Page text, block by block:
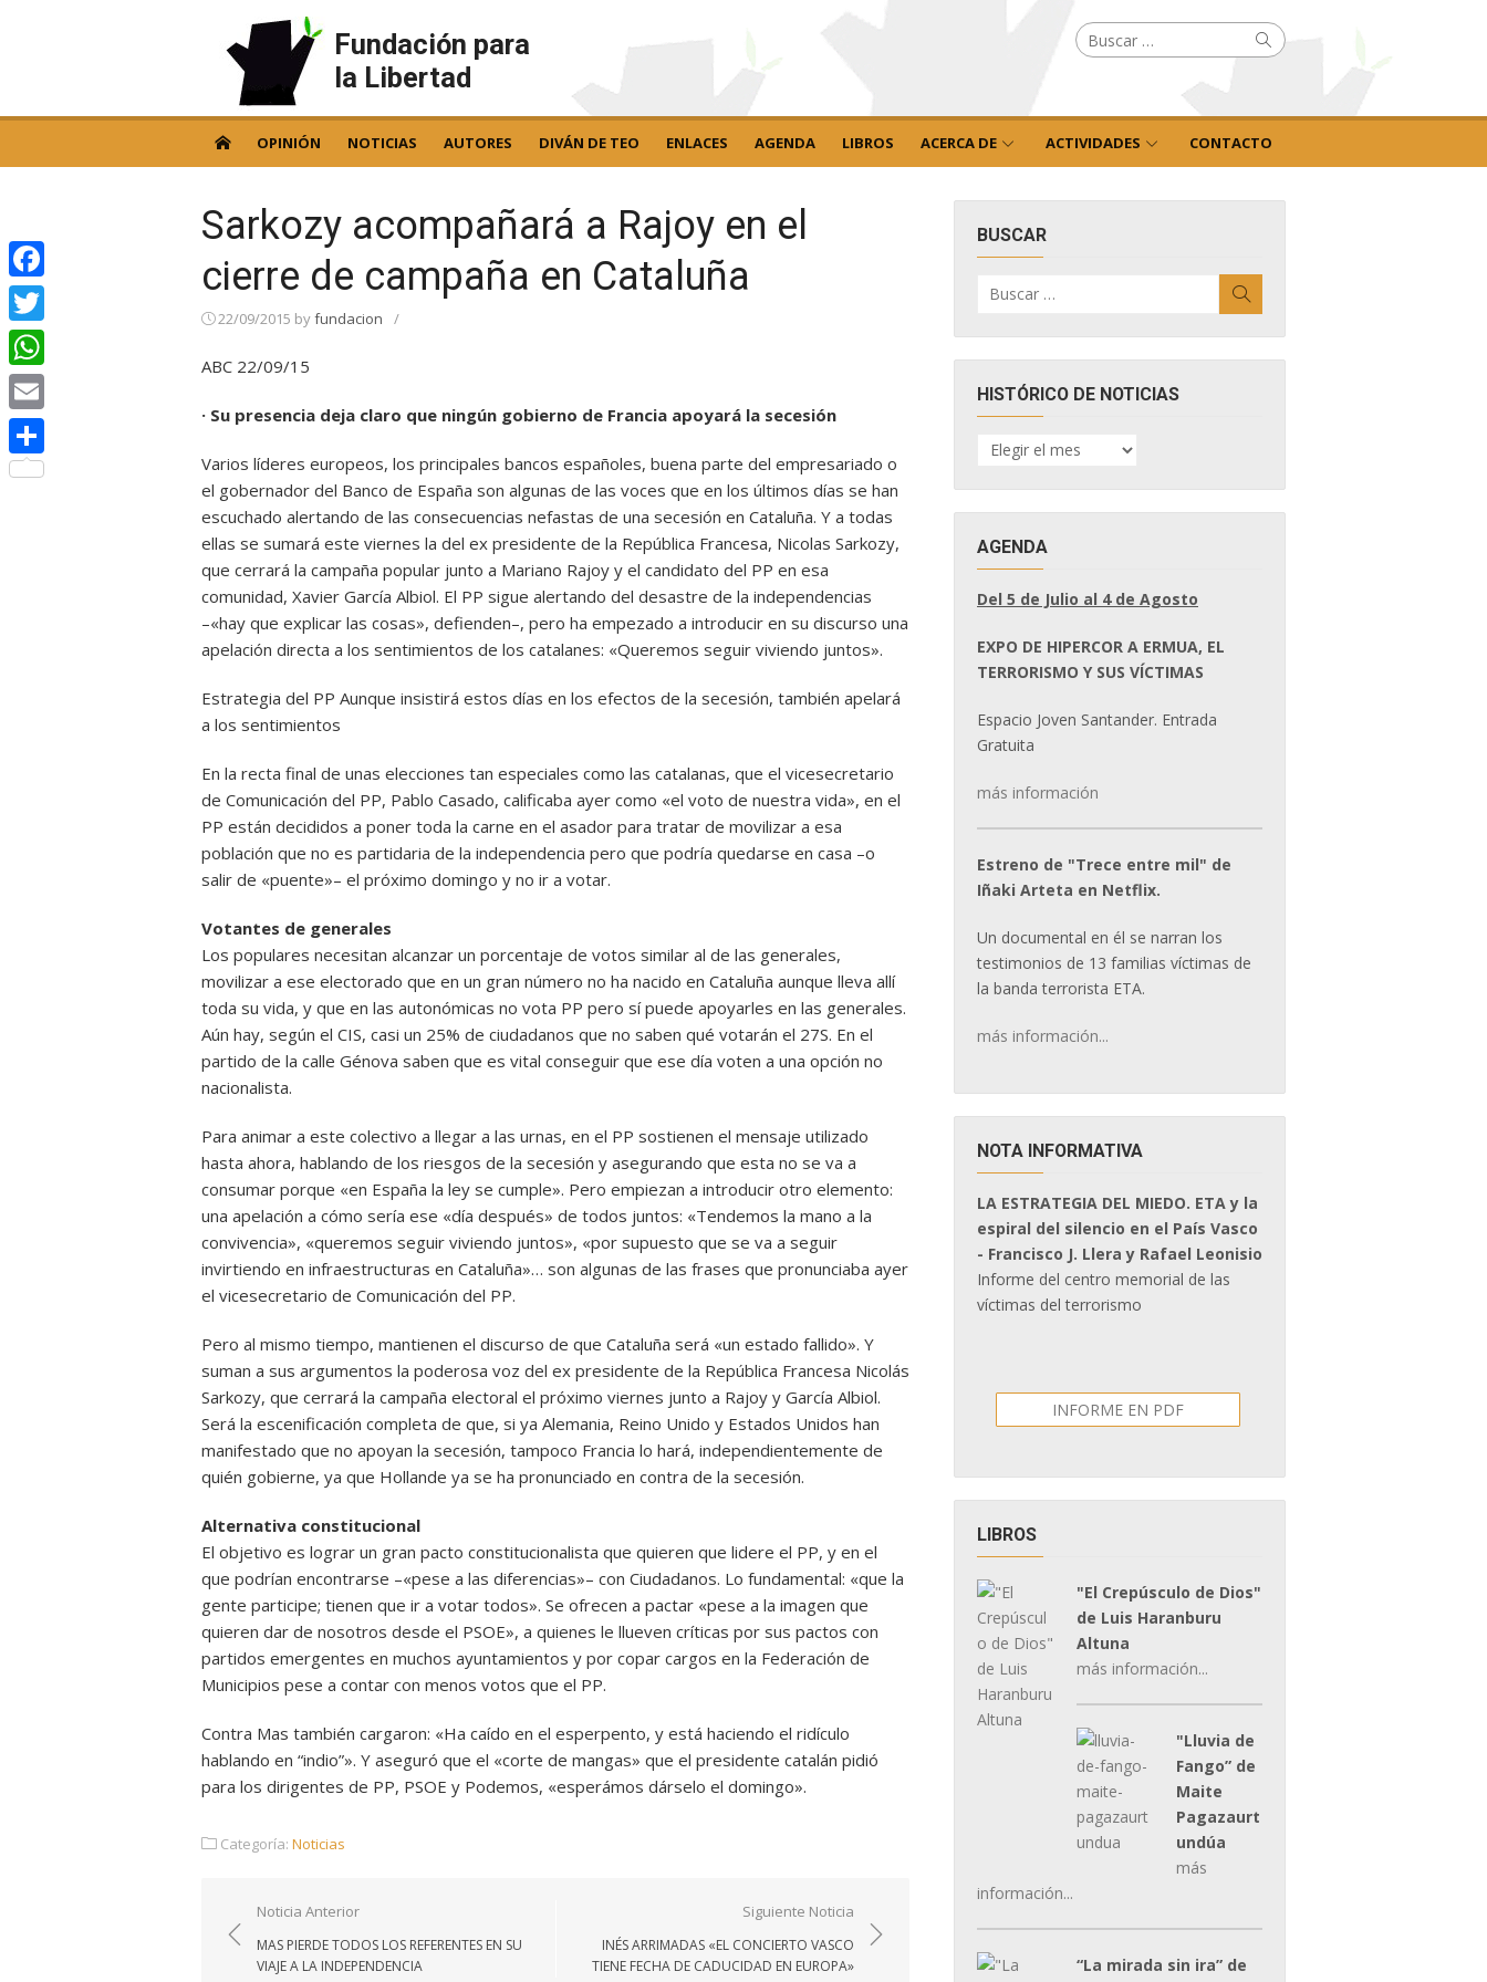
Fundación para
la Libertad
Buscar
por: Buscar
OPINIÓN NOTICIAS AUTORES DIVÁN DE TEO ENLACES AGENDA LIBROS ACERCA DE ACTIVIDADES CONTACTO
Sarkozy acompañará a Rajoy en el
cierre de campaña en Cataluña
22/09/2015 byfundacion /
ABC 22/09/15
· Su presencia deja claro que ningún gobierno de Francia apoyará la secesión
Varios líderes europeos, los principales bancos españoles, buena parte del empresariado o
el gobernador del Banco de España son algunas de las voces que en los últimos días se han
escuchado alertando de las consecuencias nefastas de una secesión en Cataluña. Y a todas
ellas se sumará este viernes la del ex presidente de la República Francesa, Nicolas Sarkozy,
que cerrará la campaña popular junto a Mariano Rajoy y el candidato del PP en esa
comunidad, Xavier García Albiol. El PP sigue alertando del desastre de la independencias
–«hay que explicar las cosas», defienden–, pero ha empezado a introducir en su discurso una
apelación directa a los sentimientos de los catalanes: «Queremos seguir viviendo juntos».
Estrategia del PP Aunque insistirá estos días en los efectos de la secesión, también apelará
a los sentimientos
En la recta final de unas elecciones tan especiales como las catalanas, que el vicesecretario
de Comunicación del PP, Pablo Casado, calificaba ayer como «el voto de nuestra vida», en el
PP están decididos a poner toda la carne en el asador para tratar de movilizar a esa
población que no es partidaria de la independencia pero que podría quedarse en casa –o
salir de «puente»– el próximo domingo y no ir a votar.
Votantes de generales
Los populares necesitan alcanzar un porcentaje de votos similar al de las generales,
movilizar a ese electorado que en un gran número no ha nacido en Cataluña aunque lleva allí
toda su vida, y que en las autonómicas no vota PP pero sí puede apoyarles en las generales.
Aún hay, según el CIS, casi un 25% de ciudadanos que no saben qué votarán el 27S. En el
partido de la calle Génova saben que es vital conseguir que ese día voten a una opción no
nacionalista.
Para animar a este colectivo a llegar a las urnas, en el PP sostienen el mensaje utilizado
hasta ahora, hablando de los riesgos de la secesión y asegurando que esta no se va a
consumar porque «en España la ley se cumple». Pero empiezan a introducir otro elemento:
una apelación a cómo sería ese «día después» de todos juntos: «Tendemos la mano a la
convivencia», «queremos seguir viviendo juntos», «por supuesto que se va a seguir
invirtiendo en infraestructuras en Cataluña»… son algunas de las frases que pronunciaba ayer
el vicesecretario de Comunicación del PP.
Pero al mismo tiempo, mantienen el discurso de que Cataluña será «un estado fallido». Y
suman a sus argumentos la poderosa voz del ex presidente de la República Francesa Nicolás
Sarkozy, que cerrará la campaña electoral el próximo viernes junto a Rajoy y García Albiol.
Será la escenificación completa de que, si ya Alemania, Reino Unido y Estados Unidos han
manifestado que no apoyan la secesión, tampoco Francia lo hará, independientemente de
quién gobierne, ya que Hollande ya se ha pronunciado en contra de la secesión.
Alternativa constitucional
El objetivo es lograr un gran pacto constitucionalista que quieren que lidere el PP, y en el
que podrían encontrarse –«pese a las diferencias»– con Ciudadanos. Lo fundamental: «que la
gente participe; tienen que ir a votar todos». Se ofrecen a pactar «pese a la imagen que
quieren dar de nosotros desde el PSOE», a quienes le llueven críticas por sus pactos con
partidos emergentes en muchos ayuntamientos y por copar cargos en la Federación de
Municipios pese a contar con menos votos que el PP.
Contra Mas también cargaron: «Ha caído en el esperpento, y está haciendo el ridículo
hablando en “indio”». Y aseguró que el «corte de mangas» que el presidente catalán pidió
para los dirigentes de PP, PSOE y Podemos, «esperámos dárselo el domingo».
Categoría: Noticias
Navegación
de
entradas
Noticia Anterior
MAS PIERDE TODOS LOS REFERENTES EN SU
VIAJE A LA INDEPENDENCIA
Siguiente Noticia
INÉS ARRIMADAS «EL CONCIERTO VASCO
TIENE FECHA DE CADUCIDAD EN EUROPA»
BUSCAR
por:
HISTÓRICO DE NOTICIAS
HISTÓRICO
DE
AGENDA
Del 5 de Julio al 4 de Agosto
EXPO DE HIPERCOR A ERMUA, EL
TERRORISMO Y SUS VÍCTIMAS
Espacio Joven Santander. Entrada
Gratuita
más información
Estreno de "Trece entre mil" de
Iñaki Arteta en Netflix.
Un documental en él se narran los
testimonios de 13 familias víctimas de
la banda terrorista ETA.
más información...
NOTA INFORMATIVA
LA ESTRATEGIA DEL MIEDO. ETA y la
espiral del silencio en el País Vasco
- Francisco J. Llera y Rafael Leonisio
Informe del centro memorial de las
víctimas del terrorismo
INFORME EN PDF
LIBROS
"El Crepúsculo de Dios"
de Luis Haranburu
Altuna
más información...
"Lluvia de
Fango” de
Maite
Pagazaurt
undúa
más
información...
“La mirada sin ira” de
Facebook
Twitter
WhatsApp
Email
Compartir